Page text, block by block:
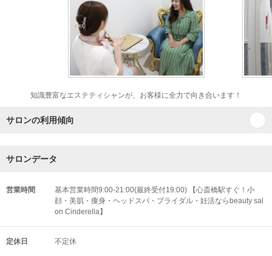
知識豊富なエステティシャンが、お客様に全力で向き合います！
サロンの利用傾向
サロンデータ
営業時間
基本営業時間9:00-21:00(最終受付19:00) 【心斎橋駅すぐ！小
顔・美肌・痩身・ヘッドスパ・ブライダル・妊活ならbeauty sal
on Cinderella】
定休日 不定休